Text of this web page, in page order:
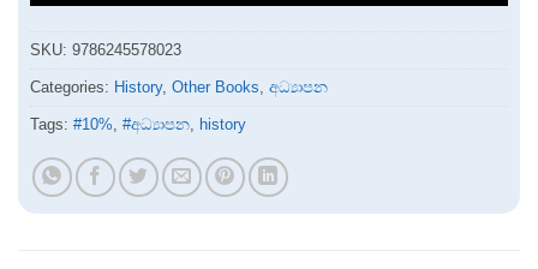
SKU: 9786245578023
Categories: History, Other Books අධ්‍යාපන
Tags: #10% #අධ්‍යාපන history